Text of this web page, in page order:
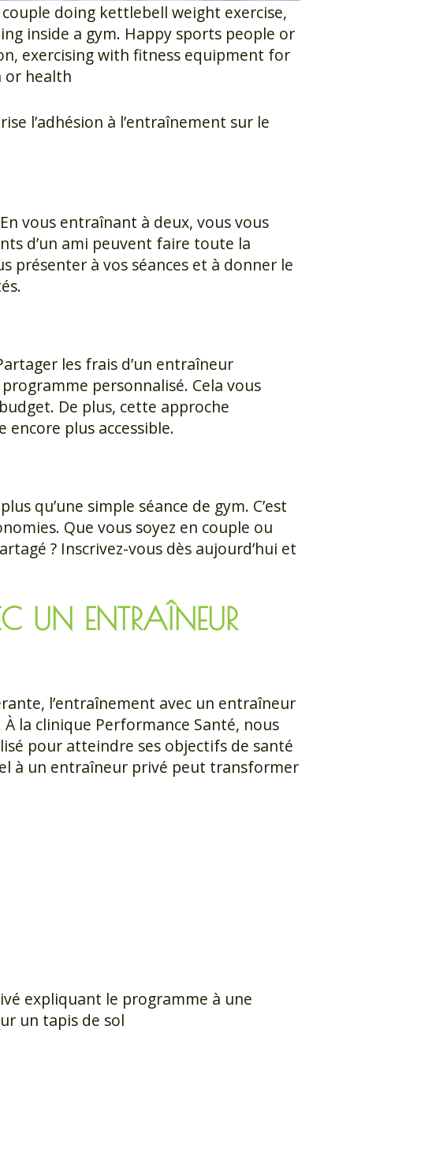
doing kettlebell weight exercise,
inside a gym. Happy sports people or
exercising with fitness equipment for
or health
l’adhésion à l’entraînement sur le
vous entraînant à deux, vous vous
d’un ami peuvent faire toute la
présenter à vos séances et à donner le
les frais d’un entraîneur
personnalisé. Cela vous
De plus, cette approche
encore plus accessible.
qu’une simple séance de gym. C’est
Que vous soyez en couple ou
? Inscrivez-vous dès aujourd’hui et
UN ENTRAÎNEUR
l’entraînement avec un entraîneur
la clinique Performance Santé, nous
pour atteindre ses objectifs de santé
à un entraîneur privé peut transformer